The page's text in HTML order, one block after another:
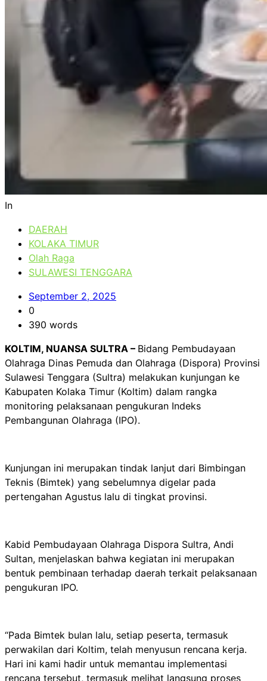
In
DAERAH
KOLAKA TIMUR
Olah Raga
SULAWESI TENGGARA
September 2, 2025
0
390 words
KOLTIM, NUANSA SULTRA – Bidang Pembudayaan
Olahraga Dinas Pemuda dan Olahraga (Dispora) Provinsi
Sulawesi Tenggara (Sultra) melakukan kunjungan ke
Kabupaten Kolaka Timur (Koltim) dalam rangka
monitoring pelaksanaan pengukuran Indeks
Pembangunan Olahraga (IPO).
Kunjungan ini merupakan tindak lanjut dari Bimbingan
Teknis (Bimtek) yang sebelumnya digelar pada
pertengahan Agustus lalu di tingkat provinsi.
Kabid Pembudayaan Olahraga Dispora Sultra, Andi
Sultan, menjelaskan bahwa kegiatan ini merupakan
bentuk pembinaan terhadap daerah terkait pelaksanaan
pengukuran IPO.
“Pada Bimtek bulan lalu, setiap peserta, termasuk
perwakilan dari Koltim, telah menyusun rencana kerja.
Hari ini kami hadir untuk memantau implementasi
rencana tersebut, termasuk melihat langsung proses